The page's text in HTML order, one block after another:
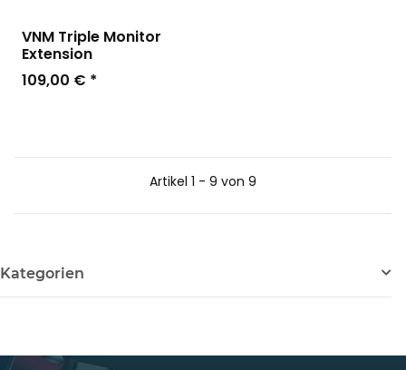
VNM Triple Monitor
Extension
109,00 € *
Artikel 1 - 9 von 9
Kategorien